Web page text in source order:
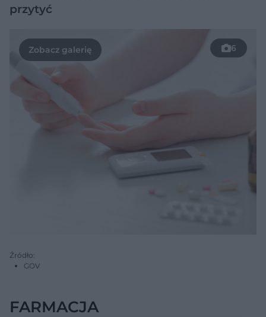
przytyć
6
Źródło:
GOV
FARMACJA